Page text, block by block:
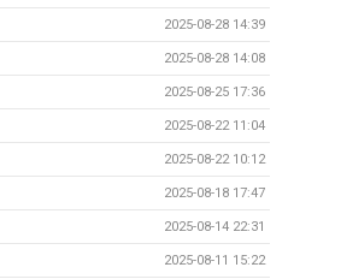
2025-08-28 14:39
2025-08-28 14:08
2025-08-25 17:36
2025-08-22 11:04
2025-08-22 10:12
2025-08-18 17:47
2025-08-14 22:31
2025-08-11 15:22